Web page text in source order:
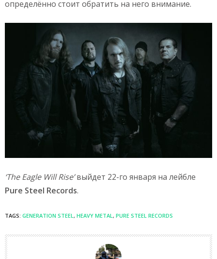
определённо стоит обратить на него внимание.
‘The Eagle Will Rise’выйдет 22-го января на лейбле
Pure Steel Records.
TAGS: GENERATION STEEL, HEAVY METAL, PURE STEEL RECORDS